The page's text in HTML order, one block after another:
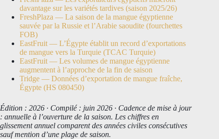
davantage sur les variétés tardives (saison 2025/26)
FreshPlaza — La saison de la mangue égyptienne
sauvée par la Russie et l’Arabie saoudite (fourchettes
FOB)
EastFruit — L’Égypte établit un record d’exportations
de mangue vers la Turquie (TCAC Turquie)
EastFruit — Les volumes de mangue égyptienne
augmentent à l’approche de la fin de saison
Tridge — Données d’exportation de mangue fraîche,
Égypte (HS 080450)
Édition : 2026 · Compilé : juin 2026 · Cadence de mise à jour
: annuelle à l’ouverture de la saison. Les chiffres en
glissement annuel comparent des années civiles consécutives
sauf mention d’une plage de saison.